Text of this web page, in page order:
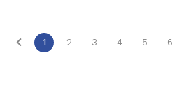
1 2 3 4 5 6